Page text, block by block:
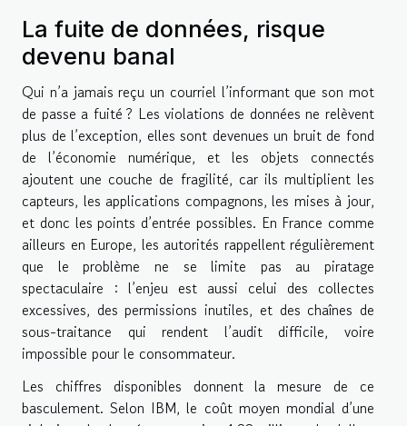
La fuite de données, risque
devenu banal
Qui n’a jamais reçu un courriel l’informant que son mot
de passe a fuité ? Les violations de données ne relèvent
plus de l’exception, elles sont devenues un bruit de fond
de l’économie numérique, et les objets connectés
ajoutent une couche de fragilité, car ils multiplient les
capteurs, les applications compagnons, les mises à jour,
et donc les points d’entrée possibles. En France comme
ailleurs en Europe, les autorités rappellent régulièrement
que le problème ne se limite pas au piratage
spectaculaire : l’enjeu est aussi celui des collectes
excessives, des permissions inutiles, et des chaînes de
sous-traitance qui rendent l’audit difficile, voire
impossible pour le consommateur.
Les chiffres disponibles donnent la mesure de ce
basculement. Selon IBM, le coût moyen mondial d’une